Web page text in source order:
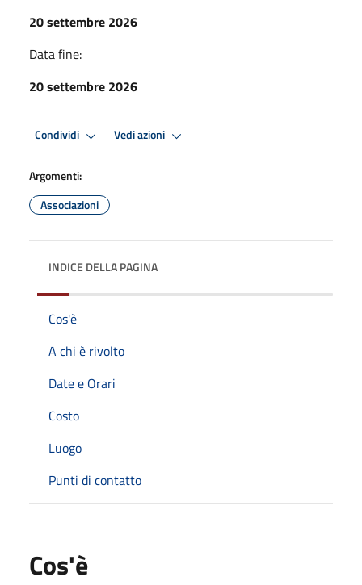
20 settembre 2026
Data fine:
20 settembre 2026
Condividi Vedi azioni
Argomenti:
Associazioni
INDICE DELLA PAGINA
Cos'è
A chi è rivolto
Date e Orari
Costo
Luogo
Punti di contatto
Cos'è